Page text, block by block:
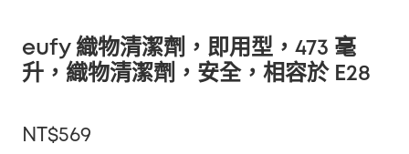
eufy 織物清潔劑，即用型，473 毫
升，織物清潔劑，安全，相容於 E28
NT$569